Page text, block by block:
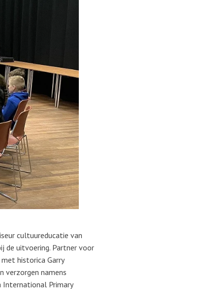
cultuureducatie van
de uitvoering. Partner voor
historica Garry
verzorgen namens
International Primary